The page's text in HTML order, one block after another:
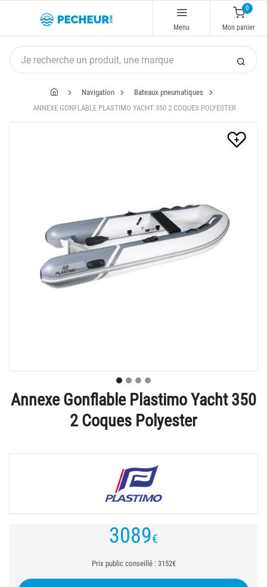
Menu
0
Mon panier
Navigation
Bateaux pneumatiques
ANNEXE GONFLABLE PLASTIMO YACHT 350 2 COQUES POLYESTER
Annexe Gonflable Plastimo Yacht 350
2 Coques Polyester
3089€
Prix public conseillé : 3152€